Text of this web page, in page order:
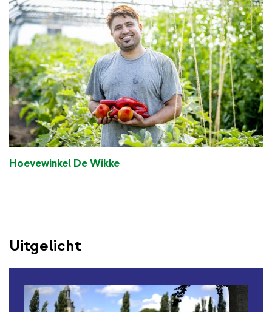
Hoevewinkel De Wikke
Uitgelicht